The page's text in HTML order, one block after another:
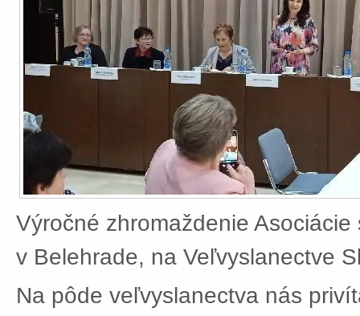
Výročné zhromaždenie
v Belehrade, na Veľvyslanectve
Na pôde veľvyslanectva nás